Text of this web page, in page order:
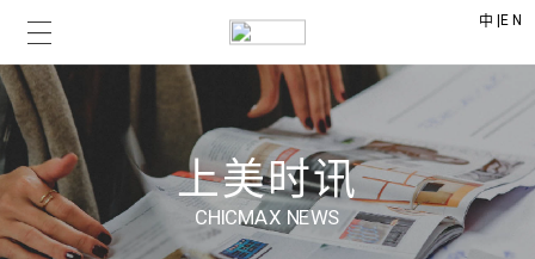
中 |EN
上美时讯
CHICMAX NEWS